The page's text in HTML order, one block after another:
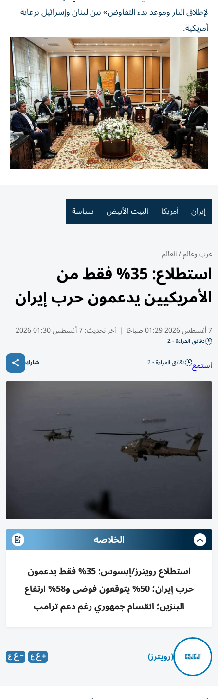
لإطلاق النار وموعد بدء التفاوض» بين لبنان وإسرائيل برعاية
أمريكية.
إيران أمريكا البيت الأبيض سياسة
عرب وعالم/العالم
استطلاع: 35% فقط من
الأمريكيين يدعمون حرب إيران
7 أغسطس 2026 01:29 صباحًا | آخر تحديث:7 أغسطس 01:30 2026
دقائق القراءة - 2
استمع دقائق القراءة - 2 شارك
الخلاصه
استطلاع رويترز/إبسوس: 35% فقط يدعمون
حرب إيران؛ 50% يتوقعون فوضى و58% ارتفاع
البنزين؛ انقسام جمهوري رغم دعم ترامب
(رويترز)